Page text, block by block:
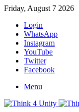
Friday, August 7 2026
Login
WhatsApp
Instagram
YouTube
Twitter
Facebook
Menu